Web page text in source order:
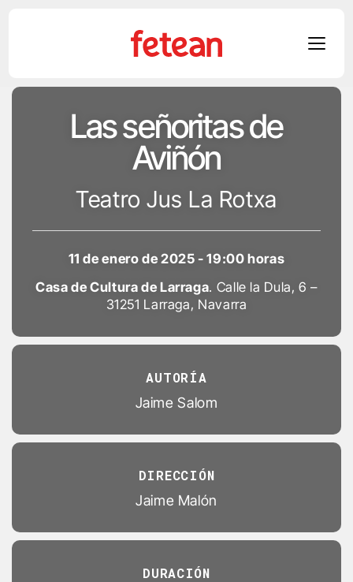
Skip
Las señoritas de
Aviñón
Teatro Jus La Rotxa
11 de enero de 2025 - 19:00 horas
Casa de Cultura de Larraga. Calle la Dula, 6 –
31251 Larraga, Navarra
AUTORÍA
Jaime Salom
DIRECCIÓN
Jaime Malón
DURACIÓN